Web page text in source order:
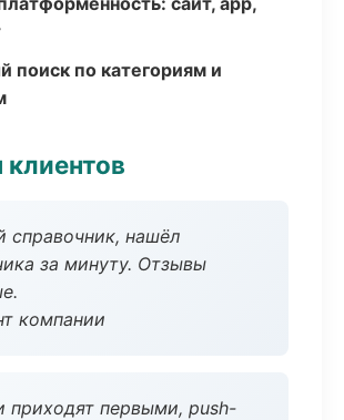
поиск по категориям и
справочник, нашёл
за минуту. Отзывы
компании
приходят первыми, push-